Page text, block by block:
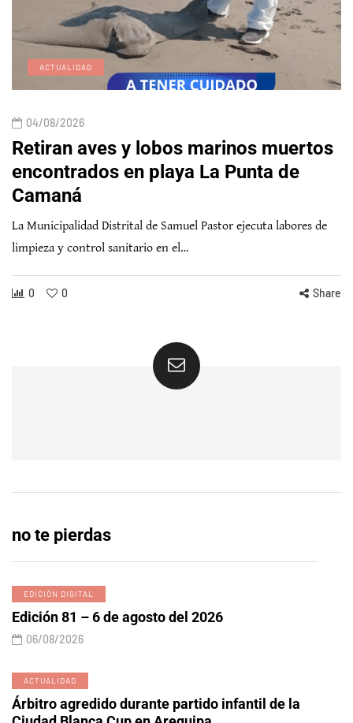
ACTUALIDAD
04/08/2026
Retiran aves y lobos marinos muertos
encontrados en playa La Punta de
Camaná
La Municipalidad Distrital de Samuel Pastor ejecuta labores de
limpieza y control sanitario en el…
0 0 Share
no te pierdas
EDICIÓN DIGITAL
Edición 81 – 6 de agosto del 2026
06/08/2026
ACTUALIDAD
Árbitro agredido durante partido infantil de la